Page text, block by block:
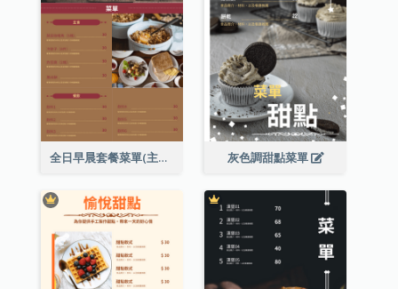
全日早晨套餐菜單(主食及餐飲) 灰色調甜點菜單